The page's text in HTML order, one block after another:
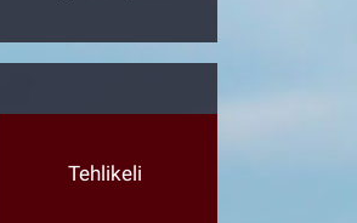
Tehlikeli